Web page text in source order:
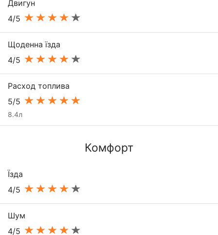
Двигун
4/5
Щоденна їзда
4/5
Расход топлива
5/5
8.4л
Комфорт
Їзда
4/5
Шум
4/5